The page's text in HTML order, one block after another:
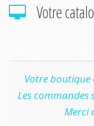
Votre
Votre boutique
Les commandes
Merci